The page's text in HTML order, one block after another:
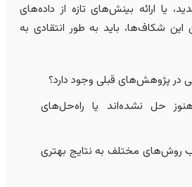
بینش‌های تازه از داده‌های
باید به طور انتقادی به
قبلی وجود دارد؟
نشده‌اند یا راه‌حل‌های
مختلف به نتایج بهتری